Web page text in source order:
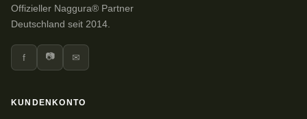
Offizieller Naggura® Partner
Deutschland seit 2014.
f 📷 ✉
KUNDENKONTO